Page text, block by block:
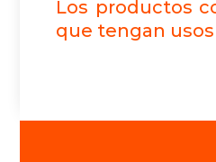
Los productos
que tengan